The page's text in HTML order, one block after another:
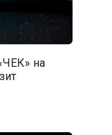
на